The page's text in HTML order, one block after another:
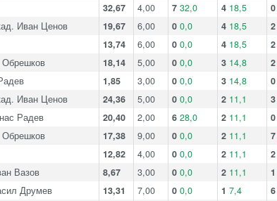
32,67 4,00 7 32,0 4 18,5 0
Иван Ценов 19,67 6,00 0 0,0 4 18,5 2
13,74 6,00 0 0,0 4 18,5 2
18,14 5,00 0 0,0 3 14,8 2
1,85 3,00 0 0,0 3 14,8 0
Иван Ценов 24,36 5,00 0 0,0 2 11,1 3
Радев 20,40 2,00 6 28,0 2 11,1 0
17,38 9,00 0 0,0 2 11,1 7
12,82 4,00 0 0,0 2 11,1 2
Вазов 8,67 3,00 0 0,0 2 11,1 1
Друмев 13,31 7,00 0 0,0 1 7,4 6